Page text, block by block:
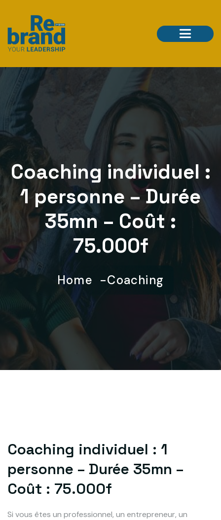
Coaching individuel :
1 personne – Durée
35mn – Coût :
75.000f
Home Coaching
Coaching individuel : 1
personne – Durée 35mn –
Coût : 75.000f
Si vous êtes un professionnel, un entrepreneur, un